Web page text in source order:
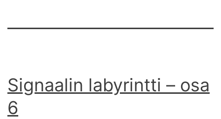
Signaalin labyrintti – osa
6